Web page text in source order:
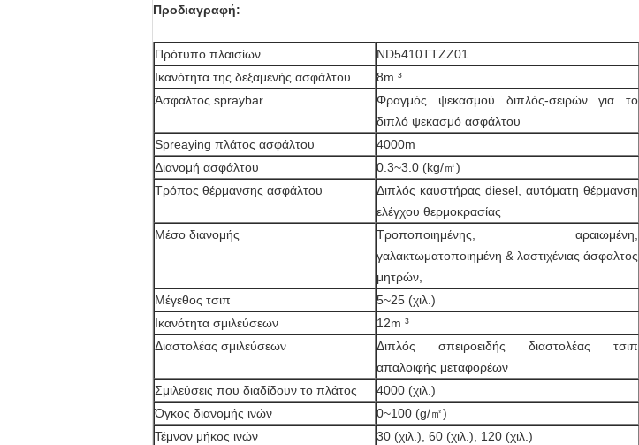
Προδιαγραφή:
Πρότυπο πλαισίων
ND5410TTZZ01
Ικανότητα της δεξαμενής ασφάλτου
8m ³
Άσφαλτος spraybar
Φραγμός ψεκασμού διπλός-σειρών για το
διπλό ψεκασμό ασφάλτου
Spreaying πλάτος ασφάλτου
4000m
Διανομή ασφάλτου
0.3~3.0 (kg/㎡)
Τρόπος θέρμανσης ασφάλτου
Διπλός καυστήρας diesel, αυτόματη θέρμανση
ελέγχου θερμοκρασίας
Μέσο διανομής
Τροποποιημένης, αραιωμένη,
γαλακτωματοποιημένη & λαστιχένιας άσφαλτος
μητρών,
Μέγεθος τσιπ
5~25 (χιλ.)
Ικανότητα σμιλεύσεων
12m ³
Διαστολέας σμιλεύσεων
Διπλός σπειροειδής διαστολέας τσιπ
απαλοιφής μεταφορέων
Σμιλεύσεις που διαδίδουν το πλάτος
4000 (χιλ.)
Όγκος διανομής ινών
0~100 (g/㎡)
Τέμνον μήκος ινών
30 (χιλ.), 60 (χιλ.), 120 (χιλ.)